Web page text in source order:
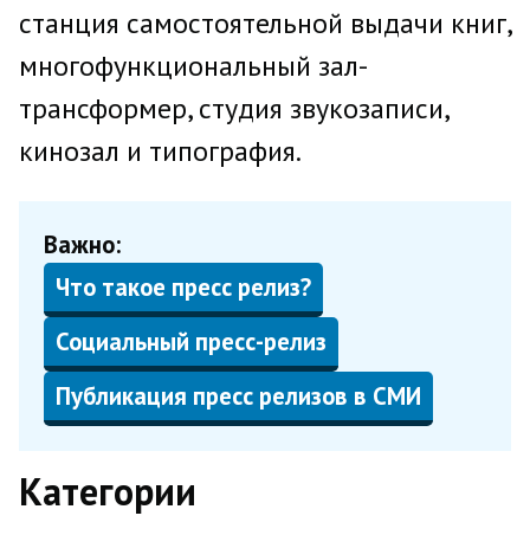
станция самостоятельной выдачи книг,
многофункциональный зал-
трансформер, студия звукозаписи,
кинозал и типография.
Важно:
Что такое пресс релиз?
Социальный пресс-релиз
Публикация пресс релизов в СМИ
Категории